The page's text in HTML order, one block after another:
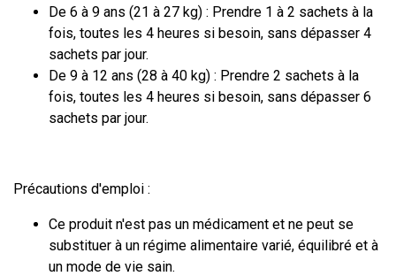
De 6 à 9 ans (21 à 27 kg) : Prendre 1 à 2 sachets à la
fois, toutes les 4 heures si besoin, sans dépasser 4
sachets par jour.
De 9 à 12 ans (28 à 40 kg) : Prendre 2 sachets à la
fois, toutes les 4 heures si besoin, sans dépasser 6
sachets par jour.
Précautions d'emploi :
Ce produit n'est pas un médicament et ne peut se
substituer à un régime alimentaire varié, équilibré et à
un mode de vie sain.